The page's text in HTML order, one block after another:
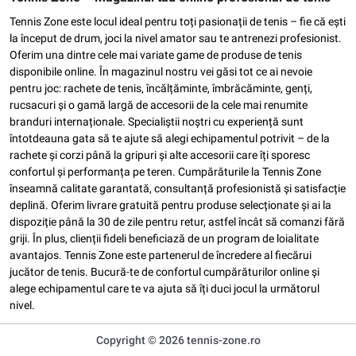
Tennis Zone este locul ideal pentru toți pasionații de tenis – fie că ești
la început de drum, joci la nivel amator sau te antrenezi profesionist.
Oferim una dintre cele mai variate game de produse de tenis
disponibile online. În magazinul nostru vei găsi tot ce ai nevoie
pentru joc: rachete de tenis, încălțăminte, îmbrăcăminte, genți,
rucsacuri și o gamă largă de accesorii de la cele mai renumite
branduri internaționale. Specialiștii noștri cu experiență sunt
întotdeauna gata să te ajute să alegi echipamentul potrivit – de la
rachete și corzi până la gripuri și alte accesorii care îți sporesc
confortul și performanța pe teren. Cumpărăturile la Tennis Zone
înseamnă calitate garantată, consultanță profesionistă și satisfacție
deplină. Oferim livrare gratuită pentru produse selecționate și ai la
dispoziție până la 30 de zile pentru retur, astfel încât să comanzi fără
griji. În plus, clienții fideli beneficiază de un program de loialitate
avantajos. Tennis Zone este partenerul de încredere al fiecărui
jucător de tenis. Bucură-te de confortul cumpărăturilor online și
alege echipamentul care te va ajuta să îți duci jocul la următorul
nivel.
Copyright © 2026 tennis-zone.ro